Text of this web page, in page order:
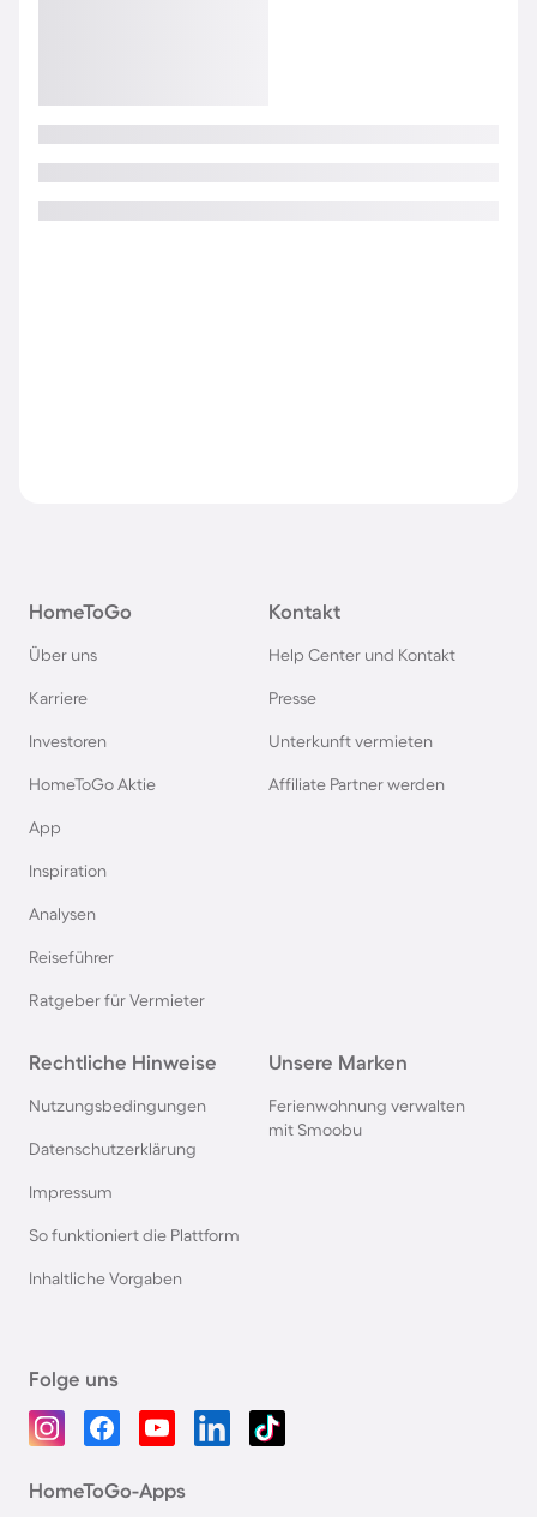
HomeToGo
Über uns
Karriere
Investoren
HomeToGo Aktie
App
Inspiration
Analysen
Reiseführer
Ratgeber für Vermieter
Kontakt
Help Center und Kontakt
Presse
Unterkunft vermieten
Affiliate Partner werden
Rechtliche Hinweise
Nutzungsbedingungen
Datenschutzerklärung
Impressum
So funktioniert die Plattform
Inhaltliche Vorgaben
Unsere Marken
Ferienwohnung verwalten
mit Smoobu
Folge uns
HomeToGo-Apps